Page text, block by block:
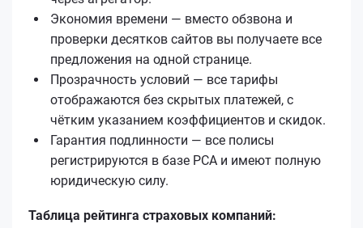
Экономия времени — вместо обзвона и
проверки десятков сайтов вы получаете все
предложения на одной странице.
Прозрачность условий — все тарифы
отображаются без скрытых платежей, с
чётким указанием коэффициентов и скидок.
Гарантия подлинности — все полисы
регистрируются в базе РСА и имеют полную
юридическую силу.
Таблица рейтинга страховых компаний: